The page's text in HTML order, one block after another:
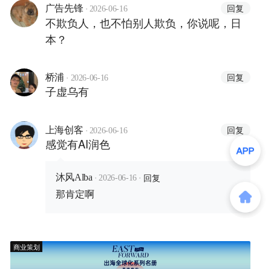
广告先锋 · 2026-06-16 回复
不欺负人，也不怕别人欺负，你说呢，日
本？
桥浦 · 2026-06-16 回复
子虚乌有
上海创客 · 2026-06-16 回复
感觉有AI润色
沐风Alba · 2026-06-16 · 回复
那肯定啊
商业策划